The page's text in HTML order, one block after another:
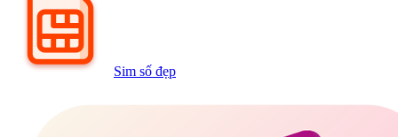
Sim số đẹp